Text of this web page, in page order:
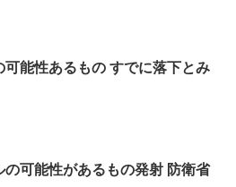
能性あるもの すでに落下とみ
可能性があるもの発射 防衛省